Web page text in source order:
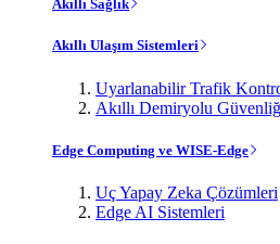
Akıllı Sağlık
Akıllı Ulaşım Sistemleri
Uyarlanabilir Trafik
Akıllı Demiryolu
Edge Computing ve WISE-Edge
Uç Yapay Zeka Çözümleri
Edge AI Sistemleri